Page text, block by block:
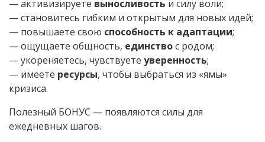
— активизируете выносливость и силу воли;
— становитесь гибким и открытым для новых идей;
— повышаете свою способность к адаптации;
— ощущаете общность, единствос родом;
— укореняетесь, чувствуете уверенность;
— имеете ресурсы, чтобы выбраться из «ямы»
кризиса.
Полезный БОНУС — появляются силы для
ежедневных шагов.